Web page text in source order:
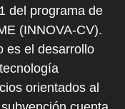
del programa de
(INNOVA-CV).
es el desarrollo
orientados al